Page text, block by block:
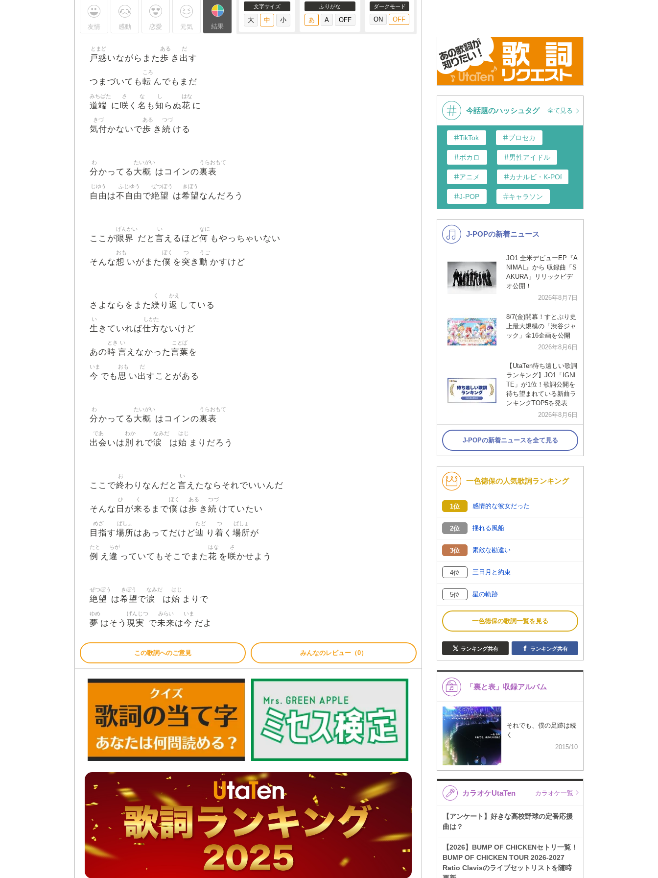
友情 感動 恋愛 元気 結果
文字サイズ ふりがな ダークモード
戸惑
とまど
いながらまた歩
ある
き 出
だ
す
つまづいても転
ころ
んでもまだ
道端
みちばた
に咲
さ
く 名
な
も知
し
らぬ花
はな
に
気付
きづ
かないで歩
ある
き 続
つづ
ける
分
わ
かってる 大概
たいがい
はコインの裏表
うらおもて
自由
じゆう
は不自由
ふじゆう
で絶望
ぜつぼう
は希望
きぼう
なんだろう
ここが限界
げんかい
だと 言
い
えるほど何
なに
もやっちゃいない
そんな想
おも
いがまた僕
ぼく
を突
つ
き 動
うご
かすけど
さよならをまた繰
く
り 返
かえ
している
生
い
きていれば仕方
しかた
ないけど
あの時
とき
言
い
えなかった言葉
ことば
を
今
いま
でも思
おも
い出
だ
すことがある
分
わ
かってる 大概
たいがい
はコインの裏表
うらおもて
出会
であ
いは 別
わか
れで涙
なみだ
は始
はじ
まりだろう
ここで終
お
わりなんだと 言
い
えたならそれでいいんだ
そんな 日
ひ
が来
く
るまで僕
ぼく
は歩
ある
き 続
つづ
けていたい
目指
めざ
す場所
ばしょ
はあってだけど辿
たど
り 着
つ
く 場所
ばしょ
が
例
たと
え 違
ちが
っていてもそこでまた花
はな
を咲
さ
かせよう
絶望
ぜつぼう
は希望
きぼう
で涙
なみだ
は始
はじ
まりで
夢
ゆめ
はそう 現実
げんじつ
で未来
みらい
は今
いま
だよ
この歌詞へのご意見 みんなのレビュー（0）
今話題のハッシュタグ 全て見る
TikTok プロセカ
ボカロ 男性アイドル
アニメ カナルビ・K-POP和訳
J-POP キャラソン
K-POP バンド
洋楽
VTuber ディズニー
J-POPの新着ニュース
JO1 全米デビューEP『A
NIMAL』から 収録曲「S
AKURA」リリックビデ
オ公開！
2026年8月7日
8/7(金)開幕！すとぷり史
上最大規模の「渋谷ジャ
ック」全16企画を公開
2026年8月6日
【UtaTen待ち遠しい歌詞
ランキング】JO1「IGNI
TE」が1位！歌詞公開を
待ち望まれている新曲ラ
ンキングTOP5を発表
2026年8月6日
J-POPの新着ニュースを全て見る
一色徳保の人気歌詞ランキング
1位 感情的な彼女だった
2位 揺れる風船
3位 素敵な勘違い
4位 三日月と約束
5位 星の軌跡
一色徳保の歌詞一覧を見る
ランキング共有 ランキング共有
「裏と表」収録アルバム
それでも、僕の足跡は続
く
2015/10
カラオケUtaTen カラオケ一覧
【アンケート】好きな高校野球の定番応援
曲は？
【2026】BUMP OF CHICKENセトリ一覧！
BUMP OF CHICKEN TOUR 2026-2027
Ratio Clavisのライブセットリストを随時